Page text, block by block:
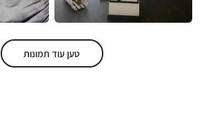
טען עוד תמונות